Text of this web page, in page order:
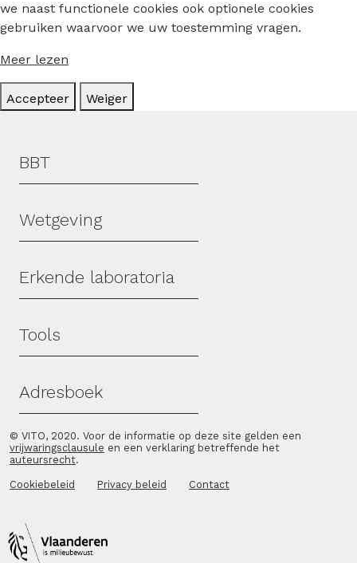
we naast functionele cookies ook optionele cookies
gebruiken waarvoor we uw toestemming vragen.
Meer lezen
Accepteer Weiger
Hoofdmenu
BBT
Wetgeving
Erkende laboratoria
Tools
Adresboek
© VITO, 2020. Voor de informatie op deze site gelden een
vrijwaringsclausule en een verklaring betreffende het
auteursrecht.
Cookiebeleid Privacy beleid Contact